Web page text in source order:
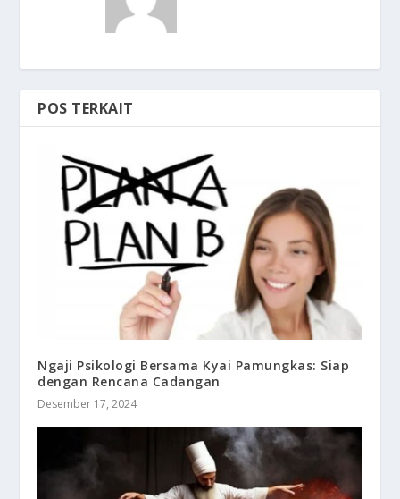
POS TERKAIT
Ngaji Psikologi Bersama Kyai Pamungkas: Siap
dengan Rencana Cadangan
Desember 17, 2024